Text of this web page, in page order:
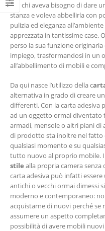
per chi aveva bisogno di dare
stanza e voleva abbellirla con
pulizia ed eleganza
apprezzata in tantissime case.
perso la sua funzione
impiego, trasformandosi in un
all’abbellimento di mobili e
Da qui nasce l’utilizzo della c
alternativa in grado di creare
differenti. Con la carta adesiva
ad un oggetto ormai diventato
armadi, mensole o altri piani
di prodotto sta inoltre nel fatto
qualsiasi momento e su
tutto nuovo al proprio mobile.
stile alla propria camera
carta adesiva può infatti
antichi o vecchi ormai dimessi
moderno e contemporaneo:
acquistarne di nuovi perché
assumere un aspetto
possibilità di avere mobili nuovi